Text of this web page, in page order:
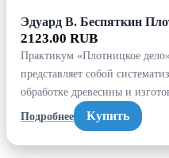
Эдуард В. Беспяткин
2123.00 RUB
Практикум «Плотницкое
представляет собой
обработке древесины и
Подробнее
Купить